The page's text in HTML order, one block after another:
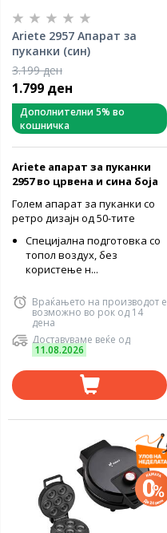
Ariete 2957 Апарат за
пуканки (син)
3.199 ден
1.799 ден
Дополнителни 5% во
кошничка
Ariete апарат за пуканки
2957 во црвена и сина боја
Голем апарат за пуканки со
ретро дизајн од 50-тите
Специјална подготовка со
топол воздух, без
користење н...
Враќањето на производот е
возможно во рок од 14
дена
Доставуваме веќе од
11.08.2026